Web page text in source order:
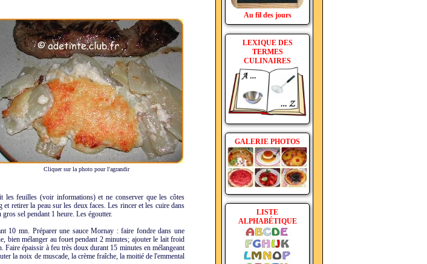
Cliquer sur la photo pour l'agrandir
les feuilles (voir informations) et ne conserver que les côtes
retirer la peau sur les deux faces. Les rincer et les cuire dans
sel pendant 1 heure. Les égoutter.
10 mn. Préparer une sauce Mornay : faire fondre dans une
bien mélanger au fouet pendant 2 minutes; ajouter le lait froid
épaissir à feu très doux durant 15 minutes en mélangeant
la noix de muscade, la crème fraîche, la moitié de l'emmental
Au fil des jours
LEXIQUE DES
TERMES
CULINAIRES
GALERIE PHOTOS
LISTE
ALPHABÉTIQUE